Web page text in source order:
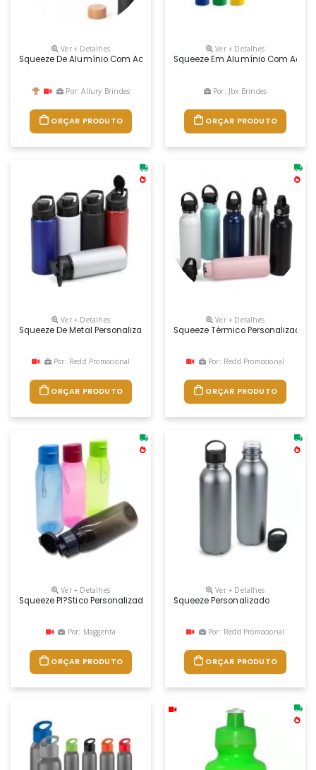
Ver + Detalhes
Squeeze De Alumínio Com Acabamento Mate E Tampa Em Bambu.
Por: Allury Brindes
ORÇAR PRODUTO
Ver + Detalhes
Squeeze Em Alumínio Com
Por: Jbx Brindes
ORÇAR PRODUTO
Ver + Detalhes
Squeeze De Metal Personalizado
Por: Redd Promocional
ORÇAR PRODUTO
Ver + Detalhes
Squeeze Térmico Personalizado
Por: Redd Promocional
ORÇAR PRODUTO
Ver + Detalhes
Squeeze Pl?stico Personalizado
Por: Maggenta
ORÇAR PRODUTO
Ver + Detalhes
Squeeze Personalizado
Por: Redd Promocional
ORÇAR PRODUTO